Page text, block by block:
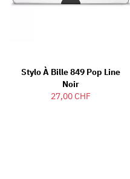
Stylo À Bille 849 Pop Line
Noir
27,00 CHF